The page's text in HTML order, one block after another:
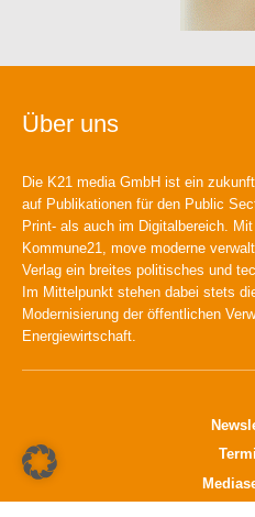
Über uns
Die K21 media GmbH ist ein
auf Publikationen für den Public
Print- als auch im Digitalbereich.
Kommune21, move moderne
Verlag ein breites politisches und
Im Mittelpunkt stehen dabei stets
Modernisierung der öffentlichen
Energiewirtschaft.